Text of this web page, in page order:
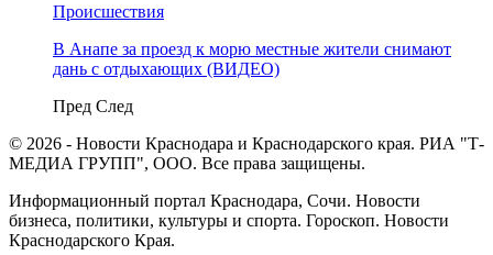
Происшествия
В Анапе за проезд к морю местные жители снимают
дань с отдыхающих (ВИДЕО)
Пред След
© 2026 - Новости Краснодара и Краснодарского края. РИА "Т-
МЕДИА ГРУПП", ООО. Все права защищены.
Информационный портал Краснодара, Сочи. Новости
бизнеса, политики, культуры и спорта. Гороскоп. Новости
Краснодарского Края.